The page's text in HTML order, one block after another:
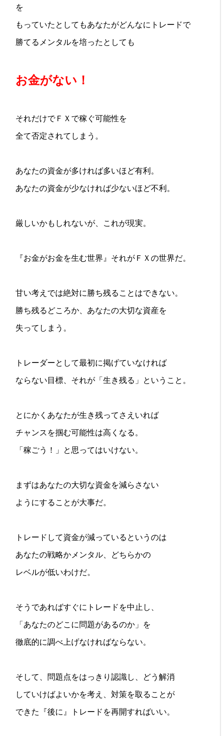
を
もっていたとしてもあなたがどんなにトレードで
勝てるメンタルを培ったとしても
お金がない！
それだけでＦＸで稼ぐ可能性を
全て否定されてしまう。
あなたの資金が多ければ多いほど有利。
あなたの資金が少なければ少ないほど不利。
厳しいかもしれないが、これが現実。
『お金がお金を生む世界』それがＦＸの世界だ。
甘い考えでは絶対に勝ち残ることはできない。
勝ち残るどころか、あなたの大切な資産を
失ってしまう。
トレーダーとして最初に掲げていなければ
ならない目標、それが「生き残る」ということ。
とにかくあなたが生き残ってさえいれば
チャンスを掴む可能性は高くなる。
「稼ごう！」と思ってはいけない。
まずはあなたの大切な資金を減らさない
ようにすることが大事だ。
トレードして資金が減っているというのは
あなたの戦略かメンタル、どちらかの
レベルが低いわけだ。
そうであればすぐにトレードを中止し、
「あなたのどこに問題があるのか」を
徹底的に調べ上げなければならない。
そして、問題点をはっきり認識し、どう解消
していけばよいかを考え、対策を取ることが
できた『後に』トレードを再開すればいい。